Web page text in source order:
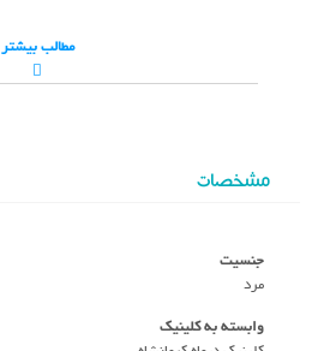
مطالب بیشتر
مشخصات
جنسیت
مرد
وابسته به کلینیک